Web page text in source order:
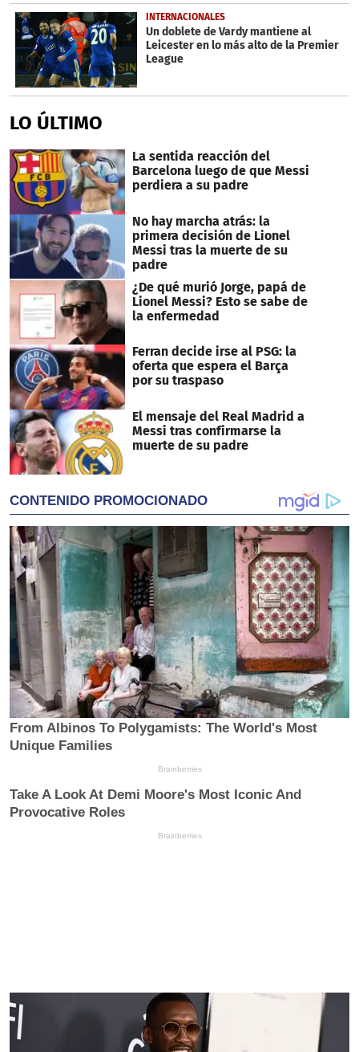
INTERNACIONALES
Un doblete de Vardy mantiene al
Leicester en lo más alto de la Premier
League
LO ÚLTIMO
La sentida reacción del
Barcelona luego de que Messi
perdiera a su padre
No hay marcha atrás: la
primera decisión de Lionel
Messi tras la muerte de su
padre
¿De qué murió Jorge, papá de
Lionel Messi? Esto se sabe de
la enfermedad
Ferran decide irse al PSG: la
oferta que espera el Barça
por su traspaso
El mensaje del Real Madrid a
Messi tras confirmarse la
muerte de su padre